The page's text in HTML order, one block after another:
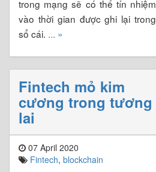
trong mạng sẽ có thể tín nhiệm
vào thời gian được ghi lại trong
sổ cái. ... »
Fintech mỏ kim
cương trong tương
lai
07 April 2020
Fintech, blockchain